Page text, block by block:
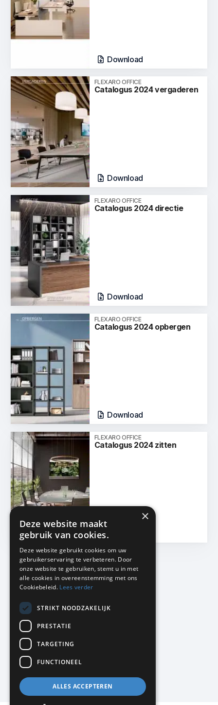
Download
FLEXARO OFFICE
Catalogus 2024 vergaderen
Download
FLEXARO OFFICE
Catalogus 2024 directie
Download
FLEXARO OFFICE
Catalogus 2024 opbergen
Download
FLEXARO OFFICE
Catalogus 2024 zitten
Download
KMP Kantoormeubilair
Airport Business Park
Frankfurtstraat 29-31
1175 RH Lijnden
020-617 01 26
info@kmpkantoormeubilair.nl
Facebook
Instagram
×
Deze website maakt
gebruik van cookies.
Deze website gebruikt cookies om uw
gebruikerservaring te verbeteren. Door
onze website te gebruiken, stemt u in met
alle cookies in overeenstemming met ons
Cookiebeleid. Lees verder
STRIKT NOODZAKELIJK
PRESTATIE
TARGETING
FUNCTIONEEL
ALLES ACCEPTEREN